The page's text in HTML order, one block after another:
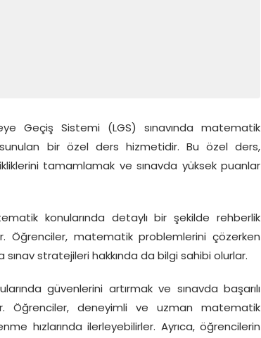
Geçiş Sistemi (LGS) sınavında matematik
sunulan bir özel ders hizmetidir. Bu özel ders,
tamamlamak ve sınavda yüksek puanlar
konularında detaylı bir şekilde rehberlik
Öğrenciler, matematik problemlerini çözerken
stratejileri hakkında da bilgi sahibi olurlar.
güvenlerini artırmak ve sınavda başarılı
Öğrenciler, deneyimli ve uzman matematik
hızlarında ilerleyebilirler. Ayrıca, öğrencilerin